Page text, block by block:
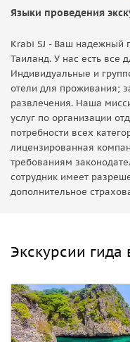
Языки проведения
Krabi SJ - Ваш надежный
Таиланд. У нас есть все
Индивидуальные и
отели для проживания;
развлечения. Наша
услуг по организации
потребности всех
лицензированная
требованиям
сотрудник имеет
дополнительное
Экскурсии гида